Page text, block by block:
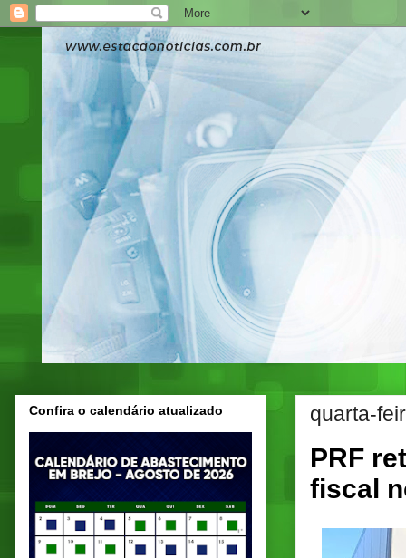
quarta-
PRF
fiscal
Confira o calendário atualizado